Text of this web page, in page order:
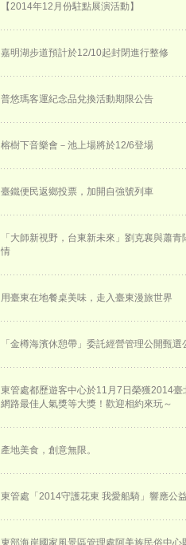
【2014年12月份駐點展演活動】
嘉明湖步道預計於12/10起封閉進行整修
普悠瑪客運紀念品兌換活動期限公告
榕樹下音樂會－池上場將於12/6登場
臺鐵便民返鄉投票，加開自強號列車
「大師新視野，台東新未來」劉克襄與蕭
情
用臺東在地餐桌美味，走入臺東漫旅世界
「金樽海濱休憩帶」委託經營管理公開甄選
東管處都歷遊客中心於11月7日榮獲2014
網路最佳人氣獎等大獎！歡迎相約來玩～
產地美食，創意無限。
東管處「2014守護花東 我愛船騎」響應公
東部海岸國家風景區管理處阿美族民俗中